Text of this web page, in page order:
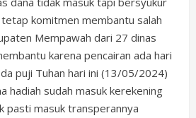
komitmen membantu salah
Mempawah dari 27 dinas
karena pencairan ada hari
puji Tuhan hari ini (13/05/2024)
hadiah sudah masuk kerekening
pasti masuk transperannya